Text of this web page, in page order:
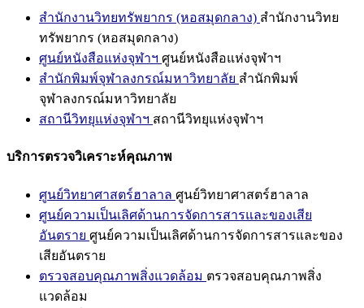
สำนักงานวิทยทรัพยากร (หอสมุดกลาง) สำนักงานวิทย
ทรัพยากร (หอสมุดกลาง)
ศูนย์หนังสือแห่งจุฬาฯ ศูนย์หนังสือแห่งจุฬาฯ
สำนักพิมพ์จุฬาลงกรณ์มหาวิทยาลัย สำนักพิมพ์
จุฬาลงกรณ์มหาวิทยาลัย
สถานีวิทยุแห่งจุฬาฯ สถานีวิทยุแห่งจุฬาฯ
บริการตรวจวิเคราะห์คุณภาพ
ศูนย์วิทยาศาสตร์ฮาลาล ศูนย์วิทยาศาสตร์ฮาลาล
ศูนย์ความเป็นเลิศด้านการจัดการสารและของเสีย
อันตราย ศูนย์ความเป็นเลิศด้านการจัดการสารและของ
เสียอันตราย
ตรวจสอบคุณภาพสิ่งแวดล้อม ตรวจสอบคุณภาพสิ่ง
แวดล้อม